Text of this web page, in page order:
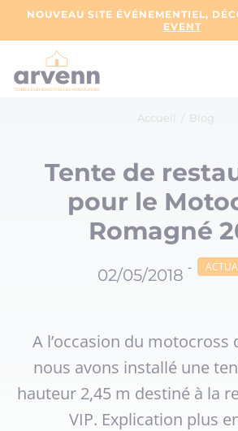
NOUVEAU SITE ÉVÉNEMENTIEL,
EVENT
Accueil / Blog
Tente de
pour le
Romagné
02/05/2018 -
A l’occasion du motocross
nous avons installé une
hauteur 2,45 m destiné à la
VIP. Explication plus